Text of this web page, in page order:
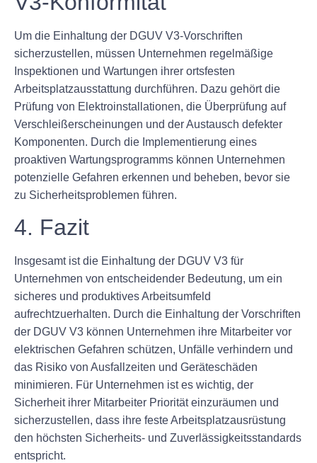
Um die Einhaltung der DGUV V3-Vorschriften
sicherzustellen, müssen Unternehmen regelmäßige
Inspektionen und Wartungen ihrer ortsfesten
Arbeitsplatzausstattung durchführen. Dazu gehört die
Prüfung von Elektroinstallationen, die Überprüfung auf
Verschleißerscheinungen und der Austausch defekter
Komponenten. Durch die Implementierung eines
proaktiven Wartungsprogramms können Unternehmen
potenzielle Gefahren erkennen und beheben, bevor sie
zu Sicherheitsproblemen führen.
4. Fazit
Insgesamt ist die Einhaltung der DGUV V3 für
Unternehmen von entscheidender Bedeutung, um ein
sicheres und produktives Arbeitsumfeld
aufrechtzuerhalten. Durch die Einhaltung der Vorschriften
der DGUV V3 können Unternehmen ihre Mitarbeiter vor
elektrischen Gefahren schützen, Unfälle verhindern und
das Risiko von Ausfallzeiten und Geräteschäden
minimieren. Für Unternehmen ist es wichtig, der
Sicherheit ihrer Mitarbeiter Priorität einzuräumen und
sicherzustellen, dass ihre feste Arbeitsplatzausrüstung
den höchsten Sicherheits- und Zuverlässigkeitsstandards
entspricht.